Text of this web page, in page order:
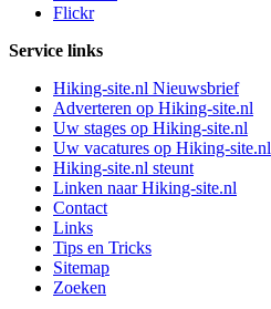
Flickr
Service links
Hiking-site.nl Nieuwsbrief
Adverteren op Hiking-site.nl
Uw stages op Hiking-site.nl
Uw vacatures op Hiking-site.nl
Hiking-site.nl steunt
Linken naar Hiking-site.nl
Contact
Links
Tips en Tricks
Sitemap
Zoeken